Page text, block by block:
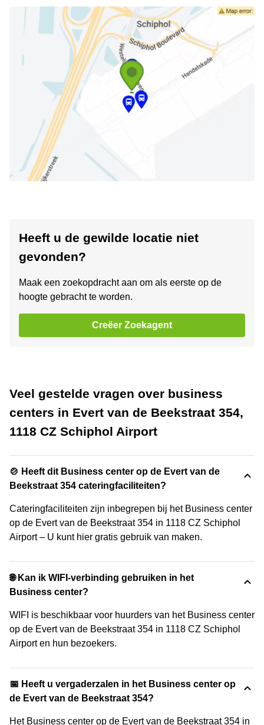
Heeft u de gewilde locatie niet
gevonden?
Maak een zoekopdracht aan om als eerste op de
hoogte gebracht te worden.
Creëer Zoekagent
Veel gestelde vragen over business
centers in Evert van de Beekstraat 354,
1118 CZ Schiphol Airport
🍲 Heeft dit Business center op de Evert van de
Beekstraat 354 cateringfaciliteiten?
Cateringfaciliteiten zijn inbegrepen bij het Business center
op de Evert van de Beekstraat 354 in 1118 CZ Schiphol
Airport – U kunt hier gratis gebruik van maken.
🌐 Kan ik WIFI-verbinding gebruiken in het
Business center?
WIFI is beschikbaar voor huurders van het Business center
op de Evert van de Beekstraat 354 in 1118 CZ Schiphol
Airport en hun bezoekers.
📅 Heeft u vergaderzalen in het Business center op
de Evert van de Beekstraat 354?
Het Business center op de Evert van de Beekstraat 354 in